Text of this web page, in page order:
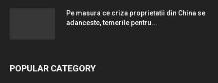
Pe masura ce criza proprietatii din China se
adanceste, temerile pentru...
POPULAR CATEGORY